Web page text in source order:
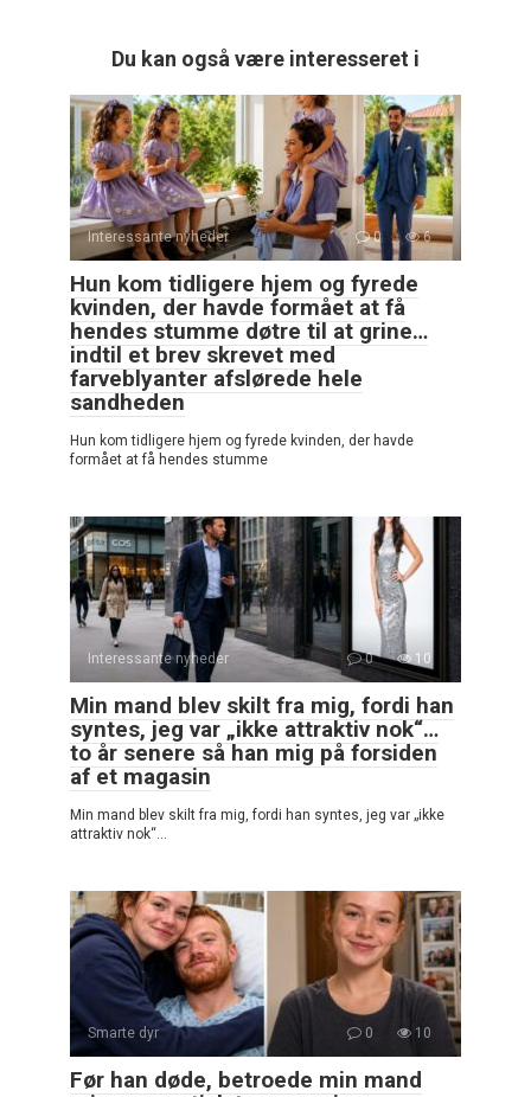
Du kan også være interesseret i
Interessante nyheder 0 6
Hun kom tidligere hjem og fyrede
kvinden, der havde formået at få
hendes stumme døtre til at grine…
indtil et brev skrevet med
farveblyanter afslørede hele
sandheden
Hun kom tidligere hjem og fyrede kvinden, der havde
formået at få hendes stumme
Interessante nyheder 0 10
Min mand blev skilt fra mig, fordi han
syntes, jeg var „ikke attraktiv nok“…
to år senere så han mig på forsiden
af et magasin
Min mand blev skilt fra mig, fordi han syntes, jeg var „ikke
attraktiv nok“…
Smarte dyr 0 10
Før han døde, betroede min mand